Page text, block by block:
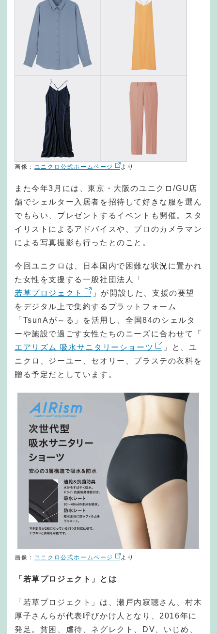
画像： ユニクロ公式ホームページ より
また今年3月には、東京・大阪のユニクロ/GU店
舗でシェルター入居者を招待して好きな服を選ん
でもらい、プレゼントするイベントも開催。スタ
イリストによるアドバイスや、プロのカメラマン
による写真撮影も行ったとのこと。
今回ユニクロは、日本国内で困難な状況に置かれ
た女性を支援する一般社団法人「
若草プロジェクト
」が開設した、支援の要望
をデジタル上で集約するプラットフォーム
「TsunAが～る」を活用し、全国84のシェルタ
ーや施設で過ごす女性たちのニーズに合わせて「
エアリズム 吸水サニタリーショーツ
」と、ユ
ニクロ、ジーユー、セオリー、プラステの衣料を
贈る予定だとしています。
画像： ユニクロ公式ホームページ より
「若草プロジェクト」とは
「若草プロジェクト」は、瀬戸内寂聴さん、村木
厚子さんらが代表呼びかけ人となり、2016年に
発足。貧困、虐待、ネグレクト、DV、いじめ、